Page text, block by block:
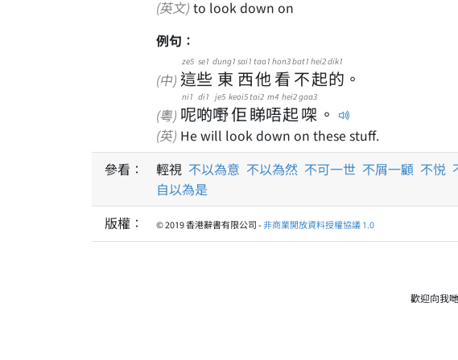
(英文) to look down on
例句：
(中) 這
ze5
些
se1
東
dung1
西
sai1
他
taa1
看
hon3
不
bat1
起
hei2
的
dik1
。
(粵) 呢
ni1
啲
di1
嘢
je5
佢
keoi5
睇
tai2
唔
m4
起
hei2
㗎
gaa3
。
(英) He will look down on these stuff.
參看：
輕視 不以為意 不以為然 不可一世 不屑一顧 不悦
自以為是
版權： © 2019 香港辭書有限公司 -非商業開放資料授權協議 1.0
歡迎向我